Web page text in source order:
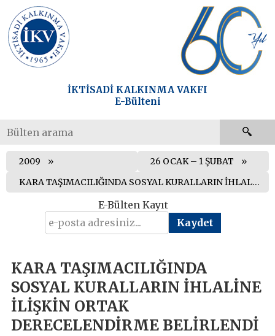
İKTİSADİ KALKINMA VAKFI
E-Bülteni
2009
26 OCAK – 1 ŞUBAT
KARA TAŞIMACILIĞINDA SOSYAL KURALLARIN İHLALİNE İLİŞKİN ORTAK DERECELENDİRME BELİRLENDİ
E-Bülten Kayıt
KARA TAŞIMACILIĞINDA
SOSYAL KURALLARIN İHLALİNE
İLİŞKİN ORTAK
DERECELENDİRME BELİRLENDİ